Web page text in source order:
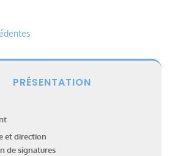
PRÉSENTATION
et direction
de signatures